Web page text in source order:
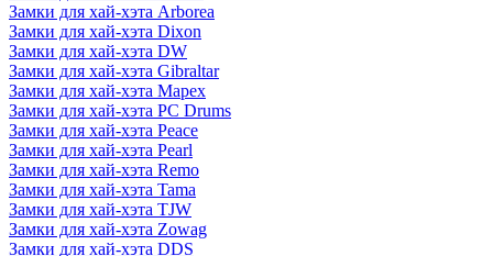
Замки для хай-хэта Arborea
Замки для хай-хэта Dixon
Замки для хай-хэта DW
Замки для хай-хэта Gibraltar
Замки для хай-хэта Mapex
Замки для хай-хэта PC Drums
Замки для хай-хэта Peace
Замки для хай-хэта Pearl
Замки для хай-хэта Remo
Замки для хай-хэта Tama
Замки для хай-хэта TJW
Замки для хай-хэта Zowag
Замки для хай-хэта DDS